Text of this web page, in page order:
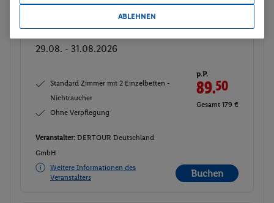
Standard Zimmer mit 2 Einzelbetten -
Nichtraucher
29.08. - 31.08.2026
Standard Zimmer mit 2 Einzelbetten -
Nichtraucher
Ohne Verpflegung
p.P.
89.50
Gesamt 179 €
Veranstalter: DERTOUR Deutschland
GmbH
Weitere Informationen des
Veranstalters
Buchen
ABLEHNEN